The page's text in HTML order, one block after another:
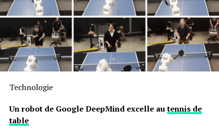
Technologie
Un robot de Google DeepMind excelle autennis de
table